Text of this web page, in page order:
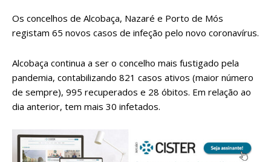
Os concelhos de Alcobaça, Nazaré e Porto de Mós
registam 65 novos casos de infeção pelo novo coronavírus.
Alcobaça continua a ser o concelho mais fustigado pela
pandemia, contabilizando 821 casos ativos (maior número
de sempre), 995 recuperados e 28 óbitos. Em relação ao
dia anterior, tem mais 30 infetados.